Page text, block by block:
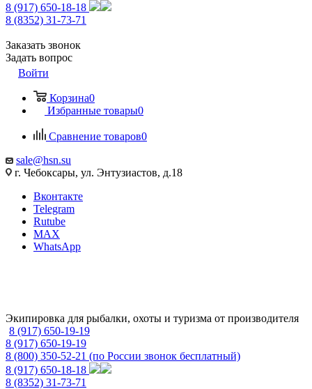
8 (917) 650-18-18
8 (8352) 31-73-71
Заказать звонок
Задать вопрос
Войти
Корзина0
Избранные товары0
Сравнение товаров0
sale@hsn.su
г. Чебоксары, ул. Энтузиастов, д.18
Вконтакте
Telegram
Rutube
MAX
WhatsApp
Экипировка для рыбалки, охоты и туризма от производителя
8 (917) 650-19-19
8 (917) 650-19-19
8 (800) 350-52-21 (по России звонок бесплатный)
8 (917) 650-18-18
8 (8352) 31-73-71